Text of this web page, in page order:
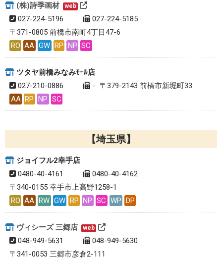
(株)詩季画材 web
027-224-5196
027-224-5185
〒371-0805 前橋市南町4丁目47-6
RO AA GW RP NP SC
ツタヤ前橋みなみﾓｰﾙ店
027-210-0886
-
〒379-2143 前橋市新堀町33
AA RP NP SC
埼玉県
ジョイフル2幸手店
0480-40-4161
0480-40-4162
〒340-0155 幸手市上高野1258-1
RO AA RW GW RP NP SC WP DP
ヴィシーズ 三郷店 web
048-949-5631
048-949-5630
〒341-0053 三郷市彦倉2-111